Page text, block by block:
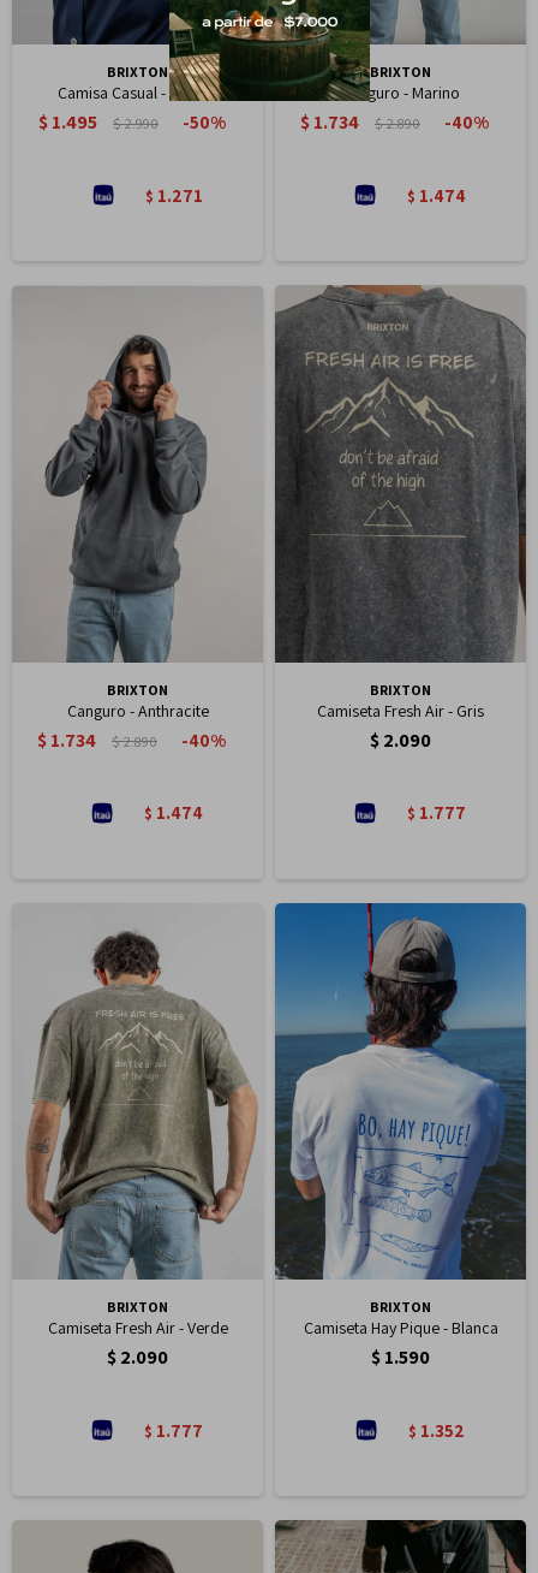
BRIXTON
Camisa Casual - Marino
$ 1.495 $2.990 50
$ 1.271
BRIXTON
Canguro - Marino
$1.734 $2.890 40
$ 1.474
BRIXTON
Canguro - Anthracite
$1.734 $2.890 40
$ 1.474
BRIXTON
Camiseta Fresh Air - Gris
$2.090
$ 1.777
BRIXTON
Camiseta Fresh Air - Verde
$2.090
$ 1.777
BRIXTON
Camiseta Hay Pique - Blanca
$1.590
$ 1.352